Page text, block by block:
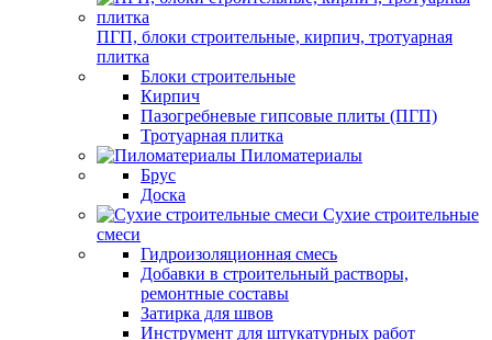
ПГП, блоки строительные, кирпич, тротуарная
плитка
Блоки строительные
Кирпич
Пазогребневые гипсовые плиты (ПГП)
Тротуарная плитка
Пиломатериалы
Брус
Доска
Сухие строительные
смеси
Гидроизоляционная смесь
Добавки в строительный растворы,
ремонтные составы
Затирка для швов
Инструмент для штукатурных работ